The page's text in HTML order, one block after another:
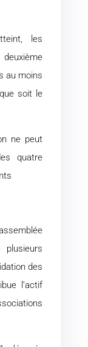
les
au moins
soit le
ne peut
quatre
des
l’actif